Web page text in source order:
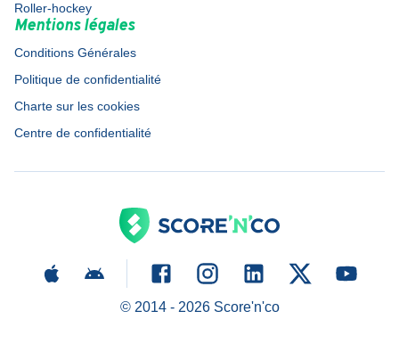
Roller-hockey
Mentions légales
Conditions Générales
Politique de confidentialité
Charte sur les cookies
Centre de confidentialité
© 2014 - 2026Score'n'co